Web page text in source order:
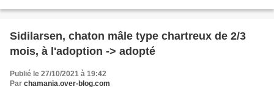
Sidilarsen, chaton mâle type chartreux de 2/3
mois, à l'adoption -> adopté
Publié le 27/10/2021 à 19:42
Par chamania.over-blog.com